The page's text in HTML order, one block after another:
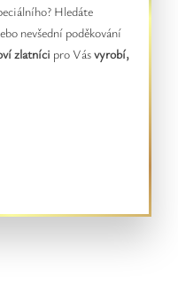
Hledáte
nevšední poděkování
zlatníci pro Vásvyrobí,